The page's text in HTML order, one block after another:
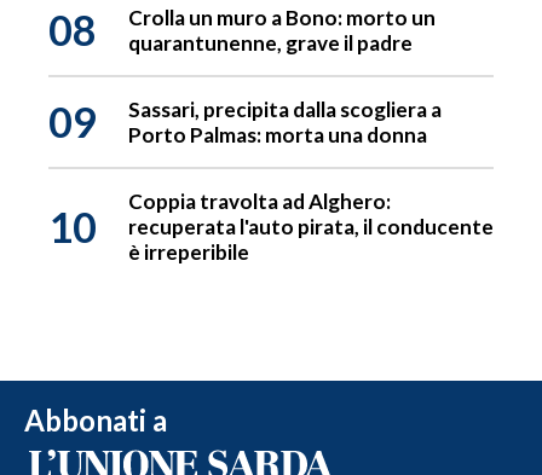
08
Crolla un muro a Bono: morto un
quarantunenne, grave il padre
09
Sassari, precipita dalla scogliera a
Porto Palmas: morta una donna
10
Coppia travolta ad Alghero:
recuperata l'auto pirata, il conducente
è irreperibile
Abbonati a